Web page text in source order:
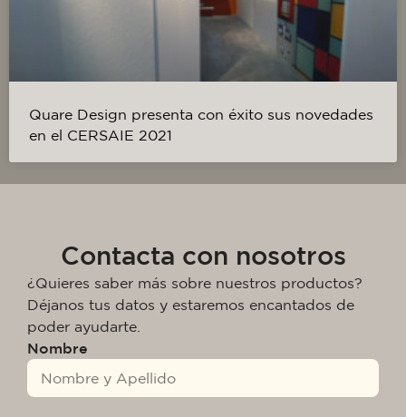
Quare Design presenta con éxito sus novedades
en el CERSAIE 2021
Contacta con nosotros
¿Quieres saber más sobre nuestros productos?
Déjanos tus datos y estaremos encantados de
poder ayudarte.
Nombre